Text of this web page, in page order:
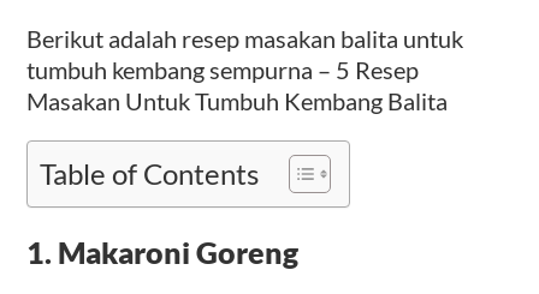
Berikut adalah resep masakan balita untuk
tumbuh kembang sempurna – 5 Resep
Masakan Untuk Tumbuh Kembang Balita
Table of Contents
1. Makaroni Goreng